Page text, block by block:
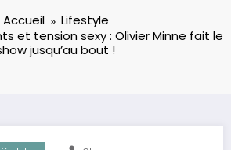
Accueil
Lifestyle
et tension sexy : Olivier Minne fait le
jusqu’au bout !